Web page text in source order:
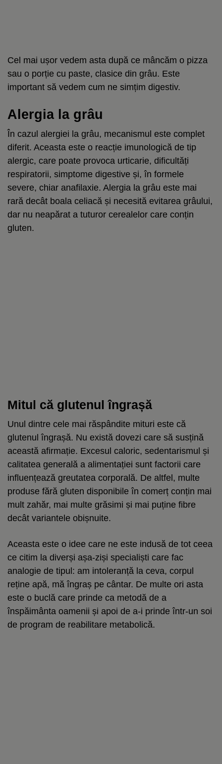
Cel mai ușor vedem asta după ce mâncăm o pizza
sau o porție cu paste, clasice din grâu. Este
important să vedem cum ne simțim digestiv.
Alergia la grâu
În cazul alergiei la grâu, mecanismul este complet
diferit. Aceasta este o reacție imunologică de tip
alergic, care poate provoca urticarie, dificultăți
respiratorii, simptome digestive și, în formele
severe, chiar anafilaxie. Alergia la grâu este mai
rară decât boala celiacă și necesită evitarea grâului,
dar nu neapărat a tuturor cerealelor care conțin
gluten.
Mitul că glutenul îngrașă
Unul dintre cele mai răspândite mituri este că
glutenul îngrașă. Nu există dovezi care să susțină
această afirmație. Excesul caloric, sedentarismul și
calitatea generală a alimentației sunt factorii care
influențează greutatea corporală. De altfel, multe
produse fără gluten disponibile în comerț conțin mai
mult zahăr, mai multe grăsimi și mai puține fibre
decât variantele obișnuite.
Aceasta este o idee care ne este indusă de tot ceea
ce citim la diverși așa-ziși specialiști care fac
analogie de tipul: am intoleranță la ceva, corpul
reține apă, mă îngraș pe cântar. De multe ori asta
este o buclă care prinde ca metodă de a
înspăimânta oamenii și apoi de a-i prinde într-un soi
de program de reabilitare metabolică.